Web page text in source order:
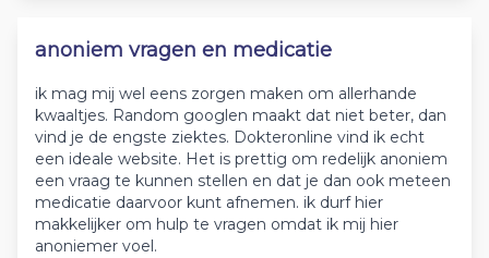
anoniem vragen en medicatie
ik mag mij wel eens zorgen maken om allerhande
kwaaltjes. Random googlen maakt dat niet beter, dan
vind je de engste ziektes. Dokteronline vind ik echt
een ideale website. Het is prettig om redelijk anoniem
een vraag te kunnen stellen en dat je dan ook meteen
medicatie daarvoor kunt afnemen. ik durf hier
makkelijker om hulp te vragen omdat ik mij hier
anoniemer voel.